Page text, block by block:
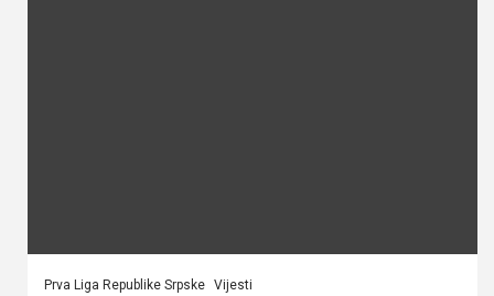
Prva Liga Republike Srpske Vijesti